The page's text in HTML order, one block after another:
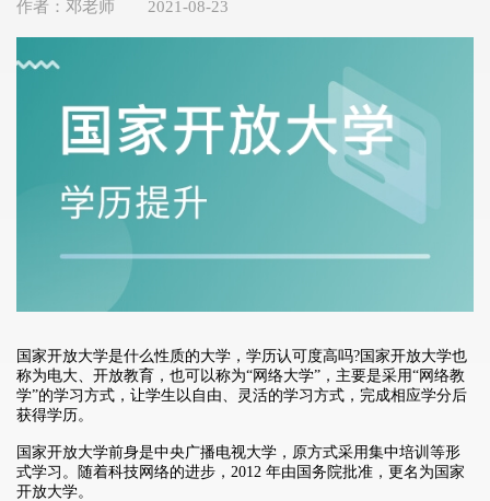
作者：邓老师 2021-08-23
国家开放大学是什么性质的大学，学历认可度高吗? 国家开放大学也
称为电大、开放教育，也可以称为“网络大学”，主要是采用“网络教
学”的学习方式，让学生以自由、灵活的学习方式，完成相应学分后
获得学历。
国家开放大学前身是中央广播电视大学，原方式采用集中培训等形
式学习。随着科技网络的进步，2012 年由国务院批准，更名为国家
开放大学。